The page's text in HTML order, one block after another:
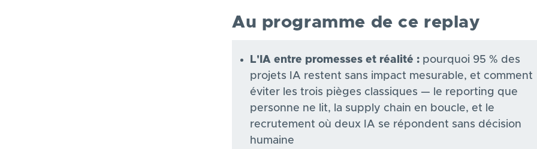
Au programme de ce replay
L'IA entre promesses et réalité : pourquoi 95 % des
projets IA restent sans impact mesurable, et comment
éviter les trois pièges classiques — le reporting que
personne ne lit, la supply chain en boucle, et le
recrutement où deux IA se répondent sans décision
humaine